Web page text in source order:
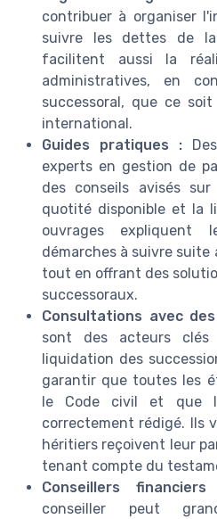
contribuer à organiser
suivre les dettes de la
facilitent aussi la
administratives, en
successoral, que ce
international.
Guides pratiques :
experts en gestion de
des conseils avisés
quotité disponible et la
ouvrages expliquent
démarches à suivre suite
tout en offrant des
successoraux.
Consultations avec
sont des acteurs
liquidation des
garantir que toutes les
le Code civil et que
correctement rédigé. Ils
héritiers reçoivent leur
tenant compte du
Conseillers
conseiller peut